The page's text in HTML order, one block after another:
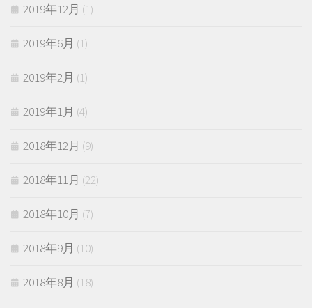
2019年12月 (1)
2019年6月 (1)
2019年2月 (1)
2019年1月 (4)
2018年12月 (9)
2018年11月 (22)
2018年10月 (7)
2018年9月 (10)
2018年8月 (18)